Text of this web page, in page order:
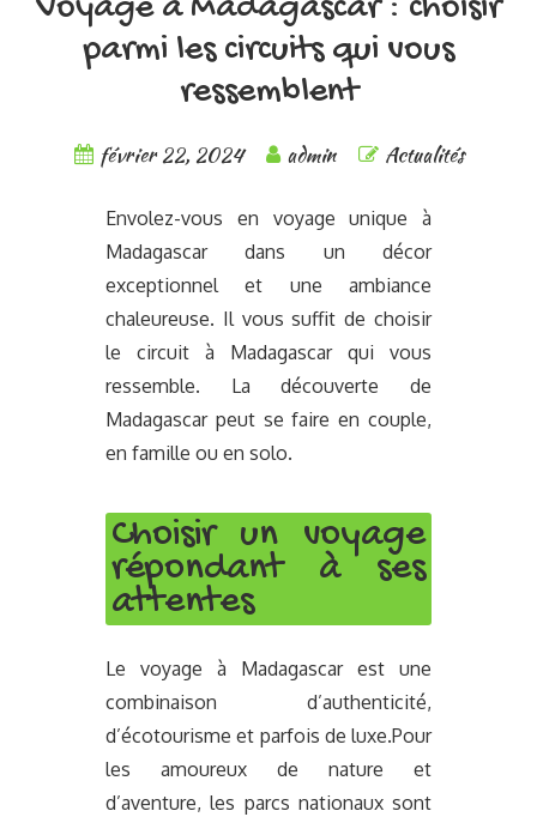
Voyage à Madagascar : choisir
parmi les circuits qui vous
ressemblent
février 22, 2024 admin Actualités
Envolez-vous en voyage unique à
Madagascar dans un décor
exceptionnel et une ambiance
chaleureuse. Il vous suffit de choisir
le circuit à Madagascar qui vous
ressemble. La découverte de
Madagascar peut se faire en couple,
en famille ou en solo.
Choisir un voyage
répondant à ses
attentes
Le voyage à Madagascar est une
combinaison d’authenticité,
d’écotourisme et parfois de luxe.Pour
les amoureux de nature et
d’aventure, les parcs nationaux sont